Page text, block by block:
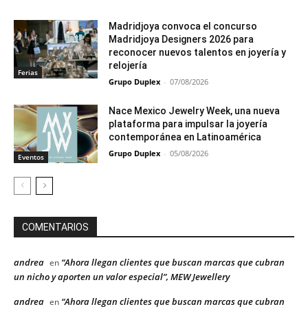
Ferias
Madridjoya convoca el concurso
Madridjoya Designers 2026 para
reconocer nuevos talentos en joyería y
relojería
Grupo Duplex - 07/08/2026
Eventos
Nace Mexico Jewelry Week, una nueva
plataforma para impulsar la joyería
contemporánea en Latinoamérica
Grupo Duplex - 05/08/2026
COMENTARIOS
andrea en “Ahora llegan clientes que buscan marcas que cubran
un nicho y aporten un valor especial”, MEW Jewellery
andrea en “Ahora llegan clientes que buscan marcas que cubran